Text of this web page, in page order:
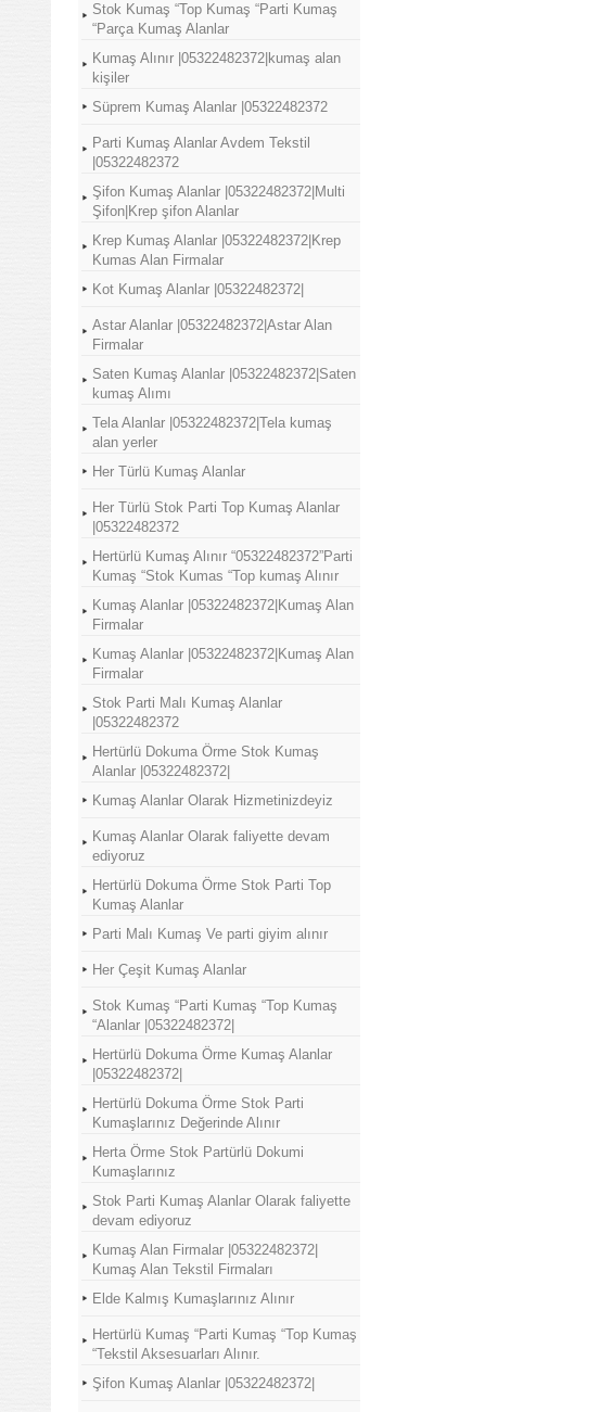
Stok Kumaş “Top Kumaş “Parti Kumaş
“Parça Kumaş Alanlar
Kumaş Alınır |05322482372|kumaş alan
kişiler
Süprem Kumaş Alanlar |05322482372
Parti Kumaş Alanlar Avdem Tekstil
|05322482372
Şifon Kumaş Alanlar |05322482372|Multi
Şifon|Krep şifon Alanlar
Krep Kumaş Alanlar |05322482372|Krep
Kumas Alan Firmalar
Kot Kumaş Alanlar |05322482372|
Astar Alanlar |05322482372|Astar Alan
Firmalar
Saten Kumaş Alanlar |05322482372|Saten
kumaş Alımı
Tela Alanlar |05322482372|Tela kumaş
alan yerler
Her Türlü Kumaş Alanlar
Her Türlü Stok Parti Top Kumaş Alanlar
|05322482372
Hertürlü Kumaş Alınır “05322482372”Parti
Kumaş “Stok Kumas “Top kumaş Alınır
Kumaş Alanlar |05322482372|Kumaş Alan
Firmalar
Kumaş Alanlar |05322482372|Kumaş Alan
Firmalar
Stok Parti Malı Kumaş Alanlar
|05322482372
Hertürlü Dokuma Örme Stok Kumaş
Alanlar |05322482372|
Kumaş Alanlar Olarak Hizmetinizdeyiz
Kumaş Alanlar Olarak faliyette devam
ediyoruz
Hertürlü Dokuma Örme Stok Parti Top
Kumaş Alanlar
Parti Malı Kumaş Ve parti giyim alınır
Her Çeşit Kumaş Alanlar
Stok Kumaş “Parti Kumaş “Top Kumaş
“Alanlar |05322482372|
Hertürlü Dokuma Örme Kumaş Alanlar
|05322482372|
Hertürlü Dokuma Örme Stok Parti
Kumaşlarınız Değerinde Alınır
Herta Örme Stok Partürlü Dokumi
Kumaşlarınız
Stok Parti Kumaş Alanlar Olarak faliyette
devam ediyoruz
Kumaş Alan Firmalar |05322482372|
Kumaş Alan Tekstil Firmaları
Elde Kalmış Kumaşlarınız Alınır
Hertürlü Kumaş “Parti Kumaş “Top Kumaş
“Tekstil Aksesuarları Alınır.
Şifon Kumaş Alanlar |05322482372|